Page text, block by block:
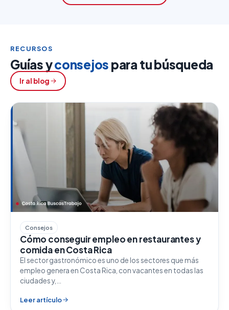
RECURSOS
Guías yconsejos para tu búsqueda
Ir al blog
Consejos
Cómo conseguir empleo en restaurantes y
comida en Costa Rica
El sector gastronómico es uno de los sectores que más
empleo genera en Costa Rica, con vacantes en todas las
ciudades y,…
Leer artículo